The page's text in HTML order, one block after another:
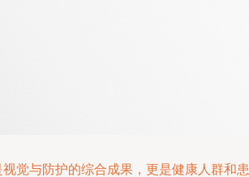
觉与防护的综合成果，更是健康人群和患